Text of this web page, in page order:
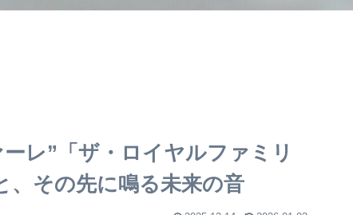
レ”「ザ・ロイヤルファミリ
、その先に鳴る未来の音